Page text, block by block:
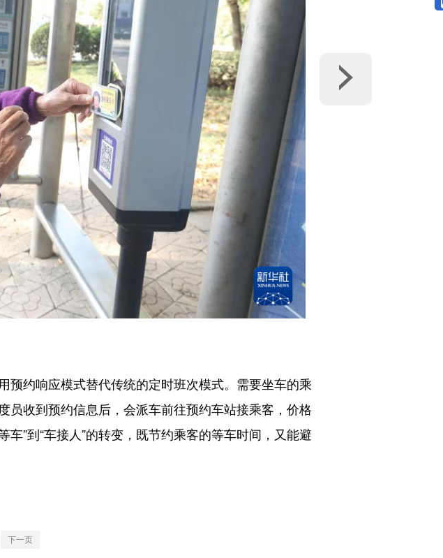
约响应模式替代传统的定时班次模式。需要坐车的乘
员收到预约信息后，会派车前往预约车站接乘客，价格
车”到“车接人”的转变，既节约乘客的等车时间，又能避
下一页